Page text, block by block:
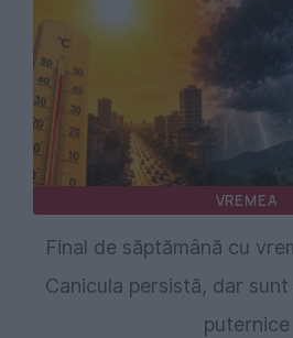
VREMEA
Final de săptămână cu
Canicula persistă, dar
puternice